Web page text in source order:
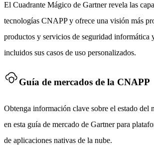
El Cuadrante Mágico de Gartner revela las
tecnologías CNAPP y ofrece una visión más
productos y servicios de seguridad informática
incluidos sus casos de uso personalizados.
Guía de mercados de la CNAPP
Obtenga información clave sobre el estado del
en esta guía de mercado de Gartner para
de aplicaciones nativas de la nube.